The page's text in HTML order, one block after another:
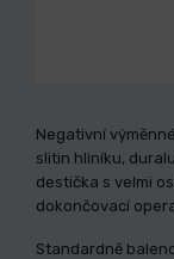
Negativní
slitin hliníku,
destička s velmi
dokončovací
Standardně